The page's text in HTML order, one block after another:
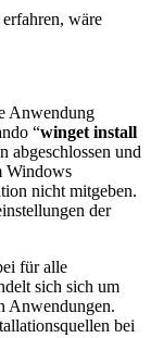
wäre
Anwendung
“winget install
abgeschlossen und
Windows
nicht mitgeben.
der
für alle
sich sich um
Anwendungen.
bei